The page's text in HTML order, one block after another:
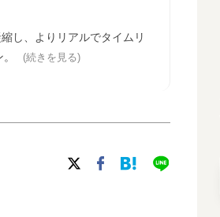
し、よりリアルでタイムリ
(続きを見る)